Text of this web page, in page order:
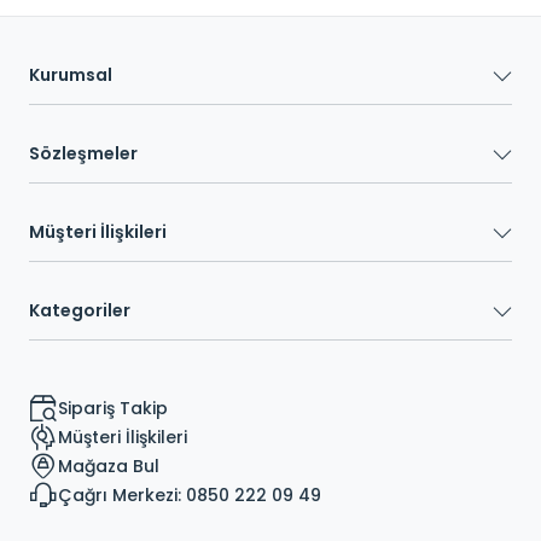
Kurumsal
Sözleşmeler
Müşteri İlişkileri
Kategoriler
Sipariş Takip
Müşteri İlişkileri
Mağaza Bul
Çağrı Merkezi: 0850 222 09 49